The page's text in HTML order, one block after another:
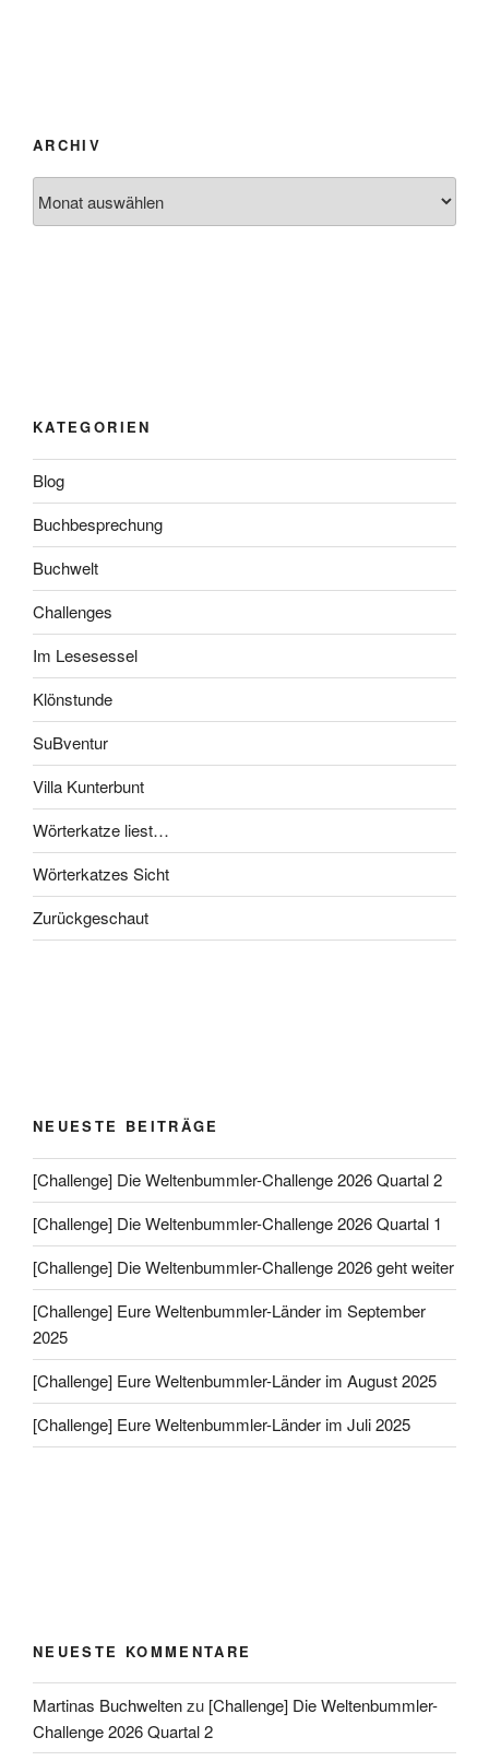
ARCHIV
KATEGORIEN
Blog
Buchbesprechung
Buchwelt
Challenges
Im Lesesessel
Klönstunde
SuBventur
Villa Kunterbunt
Wörterkatze liest…
Wörterkatzes Sicht
Zurückgeschaut
NEUESTE BEITRÄGE
[Challenge] Die Weltenbummler-Challenge 2026 Quartal 2
[Challenge] Die Weltenbummler-Challenge 2026 Quartal 1
[Challenge] Die Weltenbummler-Challenge 2026 geht weiter
[Challenge] Eure Weltenbummler-Länder im September
2025
[Challenge] Eure Weltenbummler-Länder im August 2025
[Challenge] Eure Weltenbummler-Länder im Juli 2025
NEUESTE KOMMENTARE
Martinas Buchweltenzu [Challenge] Die Weltenbummler-
Challenge 2026 Quartal 2